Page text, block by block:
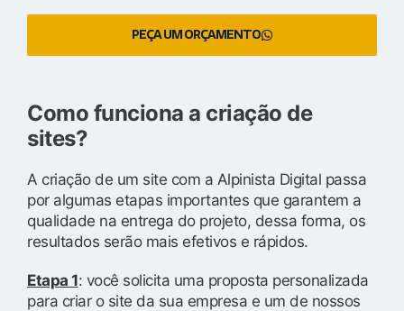
PEÇA UM ORÇAMENTO
Como funciona a criação de
sites?
A criação de um site com a Alpinista Digital passa
por algumas etapas importantes que garantem a
qualidade na entrega do projeto, dessa forma, os
resultados serão mais efetivos e rápidos.
Etapa 1: você solicita uma proposta personalizada
para criar o site da sua empresa e um de nossos